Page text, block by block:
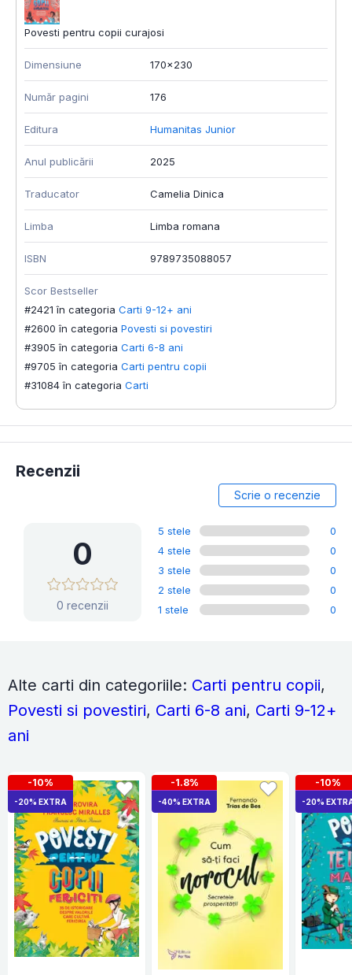
Povesti pentru copii curajosi
Dimensiune 170x230
Număr pagini 176
Editura Humanitas Junior
Anul publicării 2025
Traducator Camelia Dinica
Limba Limba romana
ISBN 9789735088057
Scor Bestseller
#2421 în categoria Carti 9-12+ ani
#2600 în categoria Povesti si povestiri
#3905 în categoria Carti 6-8 ani
#9705 în categoria Carti pentru copii
#31084 în categoria Carti
Recenzii
Scrie o recenzie
0
0 recenzii
5 stele
0
4 stele
0
3 stele
0
2 stele
0
1 stele
0
Alte carti din categoriile: Carti pentru copii,
Povesti si povestiri, Carti 6-8 ani, Carti 9-12+
ani
-10%
-20% EXTRA
-1.8%
-40% EXTRA
-10%
-20%